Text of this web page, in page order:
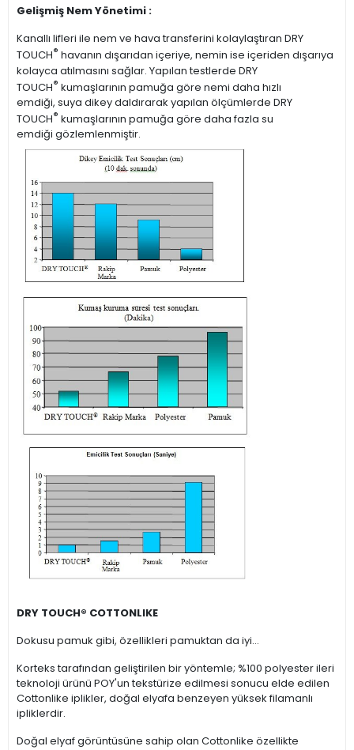
Gelişmiş Nem Yönetimi :
Kanallı lifleri ile nem ve hava transferini kolaylaştıran DRY
TOUCH® havanın dışarıdan içeriye, nemin ise içeriden dışarıya
kolayca atılmasını sağlar. Yapılan testlerde DRY
TOUCH® kumaşlarının pamuğa göre nemi daha hızlı
emdiği, suya dikey daldırarak yapılan ölçümlerde DRY
TOUCH® kumaşlarının pamuğa göre daha fazla su
emdiği gözlemlenmiştir.
DRY TOUCH® COTTONLIKE
Dokusu pamuk gibi, özellikleri pamuktan da iyi…
Korteks tarafından geliştirilen bir yöntemle; %100 polyester ileri
teknoloji ürünü POY'un tekstürize edilmesi sonucu elde edilen
Cottonlike iplikler, doğal elyafa benzeyen yüksek filamanlı
ipliklerdir.
Doğal elyaf görüntüsüne sahip olan Cottonlike özellikte